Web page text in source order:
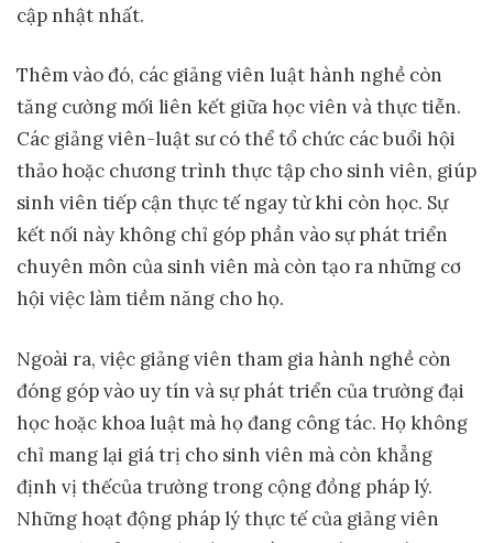
cập nhật nhất.
Thêm vào đó, các giảng viên luật hành nghề còn
tăng cường mối liên kết giữa học viên và thực tiễn.
Các giảng viên-luật sư có thể tổ chức các buổi hội
thảo hoặc chương trình thực tập cho sinh viên, giúp
sinh viên tiếp cận thực tế ngay từ khi còn học. Sự
kết nối này không chỉ góp phần vào sự phát triển
chuyên môn của sinh viên mà còn tạo ra những cơ
hội việc làm tiềm năng cho họ.
Ngoài ra, việc giảng viên tham gia hành nghề còn
đóng góp vào uy tín và sự phát triển của trường đại
học hoặc khoa luật mà họ đang công tác. Họ không
chỉ mang lại giá trị cho sinh viên mà còn khẳng
định vị thếcủa trường trong cộng đồng pháp lý.
Những hoạt động pháp lý thực tế của giảng viên